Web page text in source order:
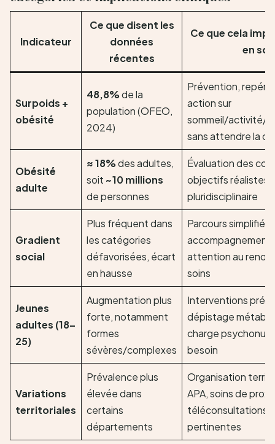
Indicateur
Ce que disent les
données
récentes
Ce que cela
en
Surpoids +
obésité
48,8%de la
population (OFEO,
2024)
Prévention,
action sur
sommeil/activité/
sans attendre la
Obésité
adulte
≈ 18%des adultes,
soit ~10 millions
de personnes
Évaluation des
objectifs réalistes,
pluridisciplinaire
Gradient
social
Plus fréquent dans
les catégories
défavorisées, écart
en hausse
Parcours
accompagnement
attention au
soins
Jeunes
adultes (18–
25)
Augmentation plus
forte, notamment
formes
sévères/complexes
Interventions
dépistage
charge
besoin
Variations
territoriales
Prévalence plus
élevée dans
certains
départements
Organisation
APA, soins de
téléconsultations
pertinentes